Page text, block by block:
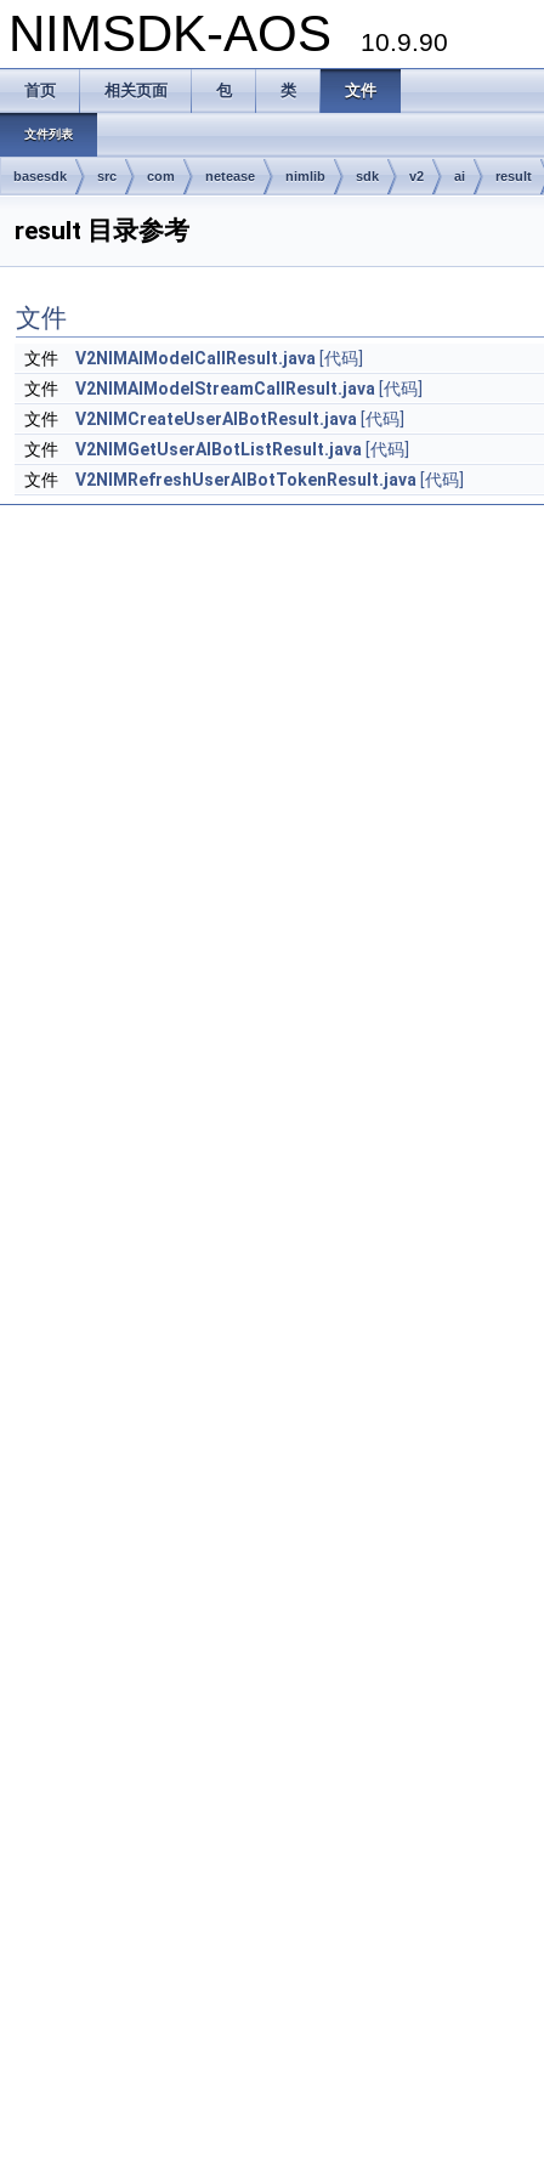
NIMSDK-AOS 10.9.90
首页 相关页面 包 类 文件
文件列表
basesdk src com netease nimlib sdk v2 ai result
result 目录参考
文件
文件 V2NIMAIModelCallResult.java [代码]
文件
V2NIMAIModelStreamCallResult.java [代码]
文件
V2NIMCreateUserAIBotResult.java [代码]
文件
V2NIMGetUserAIBotListResult.java [代码]
文件
V2NIMRefreshUserAIBotTokenResult.java [代码]